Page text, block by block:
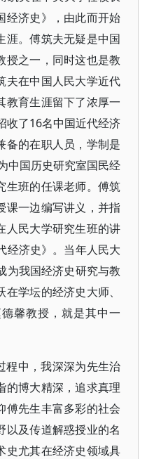
经济史》，由此而开始
涯。傅筑夫无疑是中国
授之一，同时这也是教
夫在中国人民大学近代
教育生涯留下了浓厚一
收了16名中国近代经济
备的在职人员，学制是
中国历史研究室国民经
生班的任课老师。傅筑
课一边编写讲义，并指
人民大学研究生班的讲
经济史》。当年人民大
为我国经济史研究与教
学坛的经济史大师、
馨教授，就是其中一
程中，我深深为先生治
的博大精深，追求真理
傅先生丰富多彩的社会
以及传道解惑授业的名
史尤其在经济史领域具